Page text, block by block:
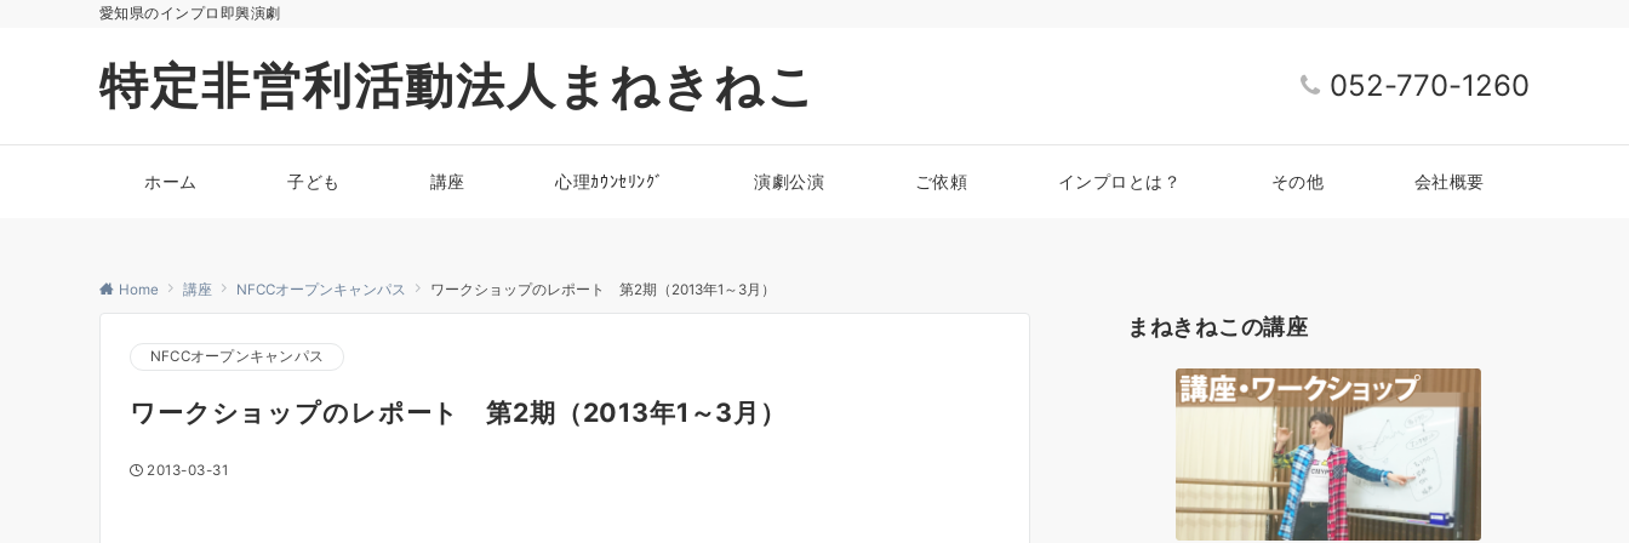
愛知県のインプロ即興演劇
特定非営利活動法人まねきねこ 052-770-1260
ホーム 子ども 講座 心理ｶｳﾝｾﾘﾝｸﾞ 演劇公演 ご依頼 インプロとは？ その他 会社概要
Home 講座 NFCCオープンキャンパス ワークショップのレポート 第2期（2013年1～3月）
NFCCオープンキャンパス
ワークショップのレポート 第2期（2013年1～3月）
2013-03-31
まねきねこの講座